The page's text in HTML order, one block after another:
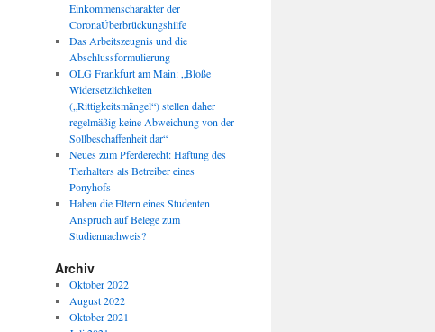
Einkommenscharakter der
CoronaÜberbrückungshilfe
Das Arbeitszeugnis und die
Abschlussformulierung
OLG Frankfurt am Main: „Bloße
Widersetzlichkeiten
(„Rittigkeitsmängel“) stellen daher
regelmäßig keine Abweichung von der
Sollbeschaffenheit dar“
Neues zum Pferderecht: Haftung des
Tierhalters als Betreiber eines
Ponyhofs
Haben die Eltern eines Studenten
Anspruch auf Belege zum
Studiennachweis?
Archiv
Oktober 2022
August 2022
Oktober 2021